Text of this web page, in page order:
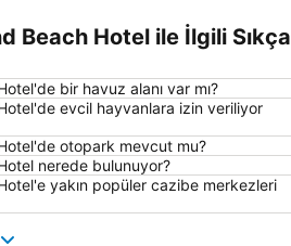
Beach Hotel ile İlgili Sıkça
bir havuz alanı var mı?
evcil hayvanlara izin veriliyor
otopark mevcut mu?
nerede bulunuyor?
yakın popüler cazibe merkezleri